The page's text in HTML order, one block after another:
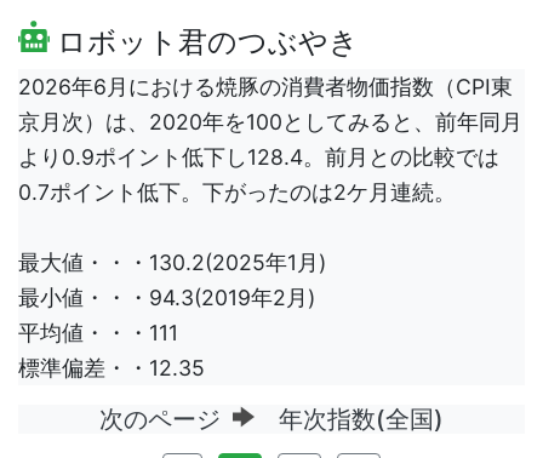
ロボット君のつぶやき
2026年6月における焼豚の消費者物価指数（CPI東
京月次）は、2020年を100としてみると、前年同月
より0.9ポイント低下し128.4。前月との比較では
0.7ポイント低下。下がったのは2ケ月連続。
最大値・・・130.2(2025年1月)
最小値・・・94.3(2019年2月)
平均値・・・111
標準偏差・・12.35
次のページ 年次指数(全国)